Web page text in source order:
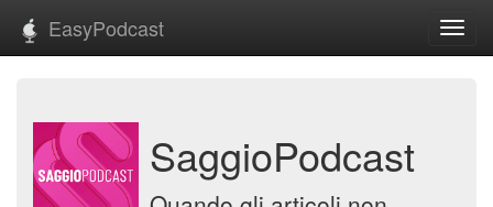
EasyPodcast
SaggioPodcast